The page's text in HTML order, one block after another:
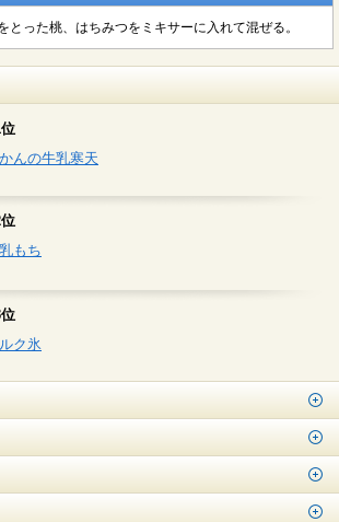
とった桃、はちみつをミキサーに入れて混ぜる。
んの牛乳寒天
もち
ク氷